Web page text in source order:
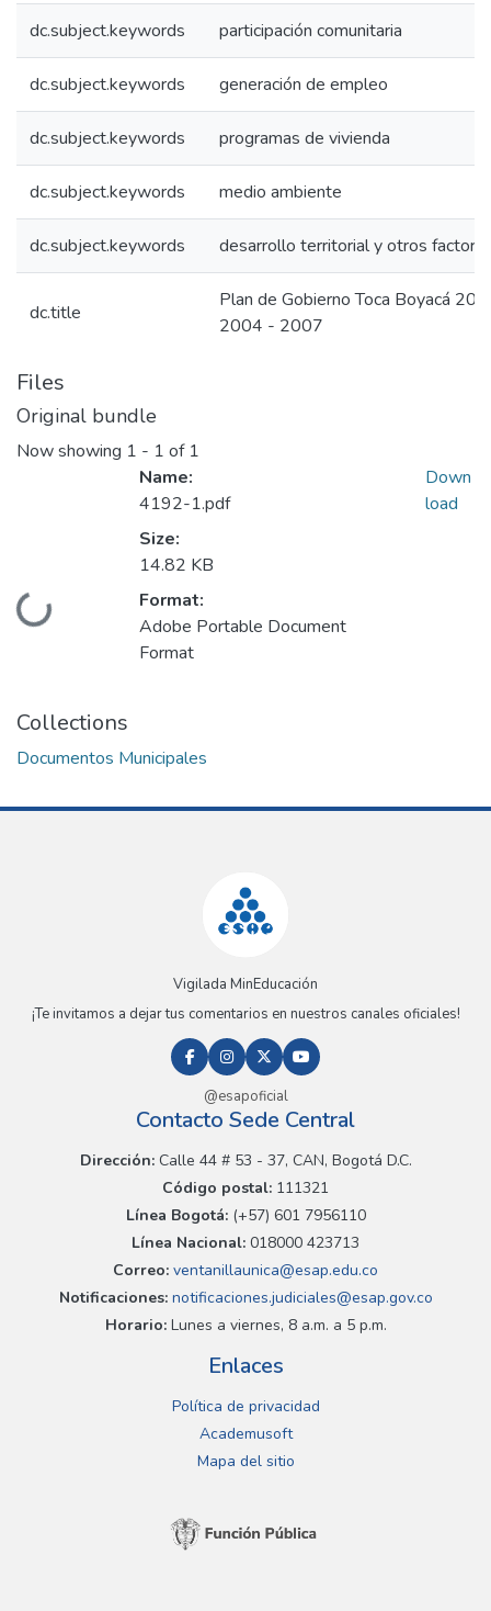
dc.subject.keywords participación comunitaria
dc.subject.keywords generación de empleo
dc.subject.keywords programas de vivienda
dc.subject.keywords medio ambiente
dc.subject.keywords desarrollo territorial y otros
dc.title
Plan de Gobierno Toca Boyacá
2004 - 2007
Files
Original bundle
Now showing 1 - 1 of 1
Loading...
Name:
4192-1.pdf
Size:
14.82 KB
Format:
Adobe Portable Document
Format
Down
load
Collections
Documentos Municipales
Vigilada MinEducación
¡Te invitamos a dejar tus comentarios en nuestros canales oficiales!
@esapoficial
Contacto Sede Central
Dirección:Calle 44 # 53 - 37, CAN, Bogotá D.C.
Código postal: 111321
Línea Bogotá:(+57) 601 7956110
Línea Nacional: 018000 423713
Correo: ventanillaunica@esap.edu.co
Notificaciones:notificaciones.judiciales@esap.gov.co
Horario:Lunes a viernes, 8 a.m. a 5 p.m.
Enlaces
Política de privacidad
Academusoft
Mapa del sitio